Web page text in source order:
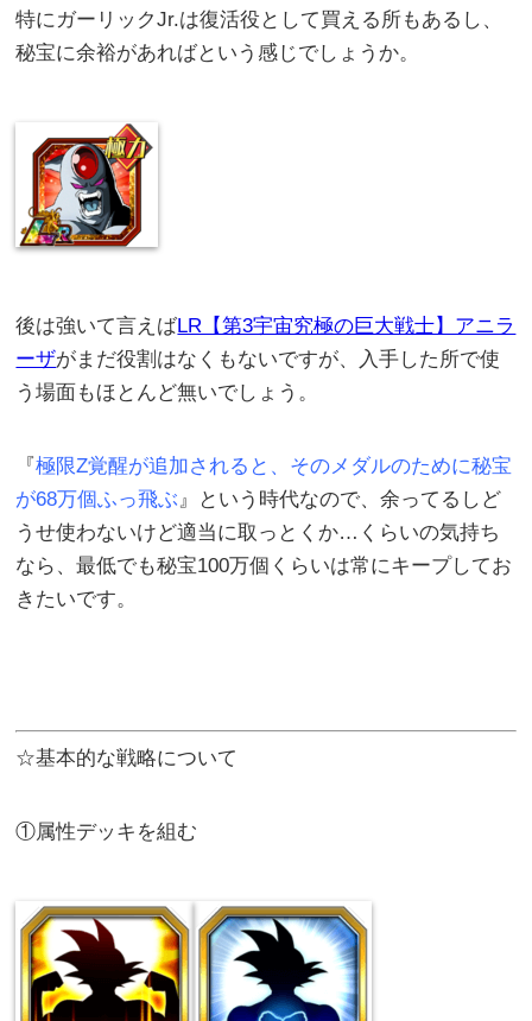
特にガーリックJr.は復活役として買える所もあるし、
秘宝に余裕があればという感じでしょうか。
後は強いて言えばLR【第3宇宙究極の巨大戦士】アニラ
ーザがまだ役割はなくもないですが、入手した所で使
う場面もほとんど無いでしょう。
『極限Z覚醒が追加されると、そのメダルのために秘宝
が68万個ふっ飛ぶ 』という時代なので、余ってるしど
うせ使わないけど適当に取っとくか…くらいの気持ち
なら、最低でも秘宝100万個くらいは常にキープしてお
きたいです。
☆基本的な戦略について
①属性デッキを組む